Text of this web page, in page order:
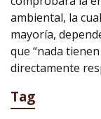
ambiental, la
mayoría,
que “nada
directamente
Tag